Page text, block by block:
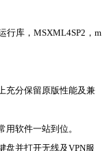
行库，MSXML4SP2，m
充分保留原版性能及兼
软件一站到位。
盘并打开无线及VPN服